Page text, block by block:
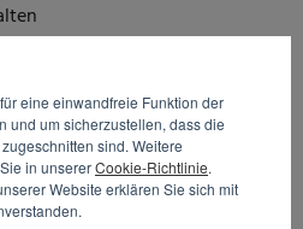
eine einwandfreie Funktion der
und um sicherzustellen, dass die
sind. Weitere
in unsererCookie-Richtlinie.
Website erklären Sie sich mit
der tatsächlichen
eigenes Wi-Fi-Netzwerk und
mit